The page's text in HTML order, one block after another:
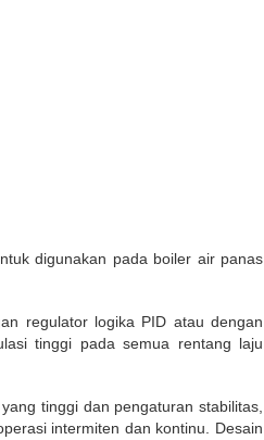
digunakan pada boiler air panas
regulator logika PID atau dengan
tinggi pada semua rentang laju
tinggi dan pengaturan stabilitas,
intermiten dan kontinu. Desain